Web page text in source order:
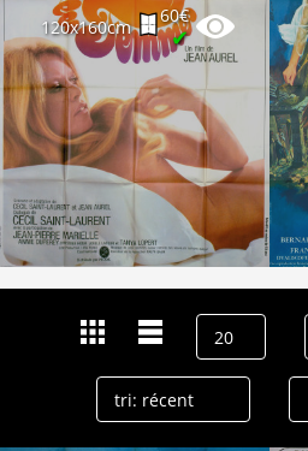
120x160cm
60€
✔